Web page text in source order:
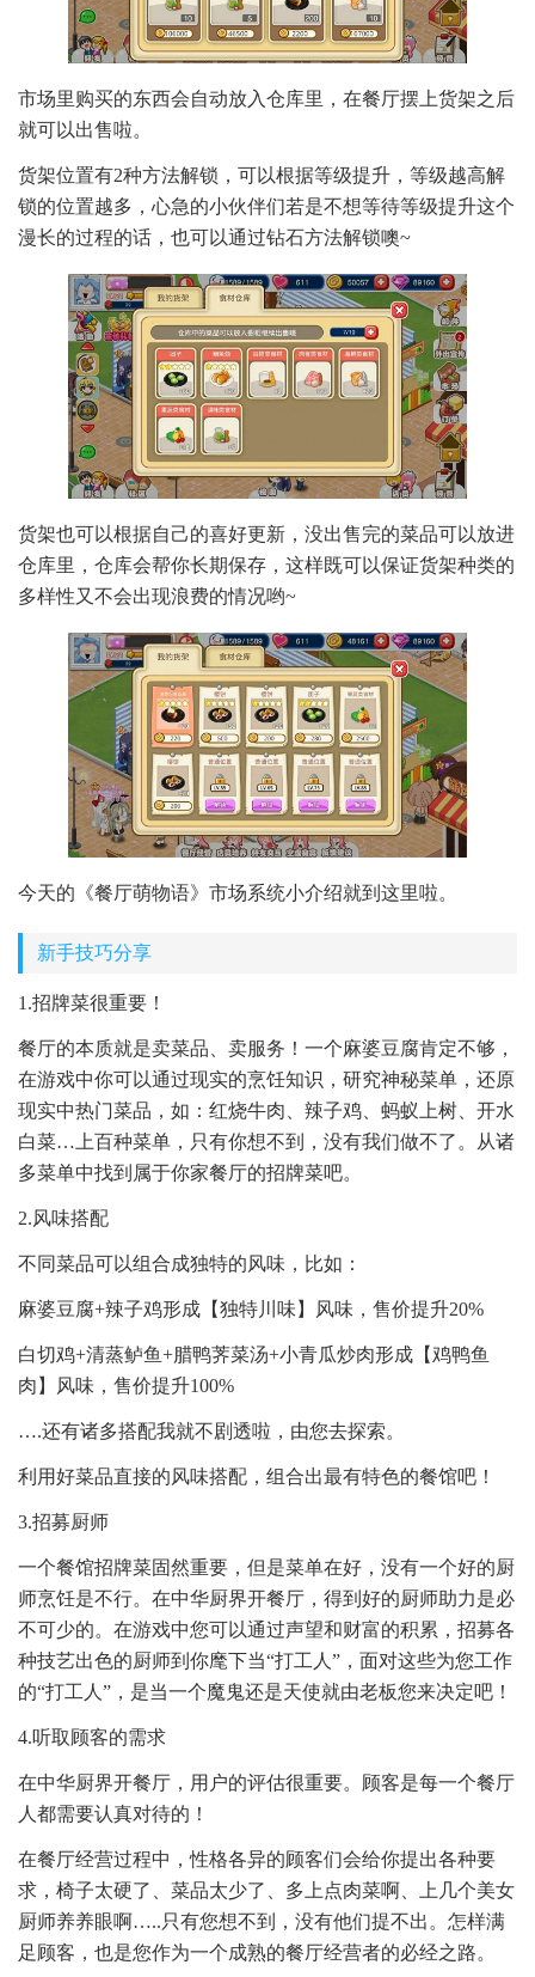
市场里购买的东西会自动放入仓库里，在餐厅摆上货架之后
就可以出售啦。
货架位置有2种方法解锁，可以根据等级提升，等级越高解
锁的位置越多，心急的小伙伴们若是不想等待等级提升这个
漫长的过程的话，也可以通过钻石方法解锁噢~
货架也可以根据自己的喜好更新，没出售完的菜品可以放进
仓库里，仓库会帮你长期保存，这样既可以保证货架种类的
多样性又不会出现浪费的情况哟~
今天的《餐厅萌物语》市场系统小介绍就到这里啦。
新手技巧分享
1.招牌菜很重要！
餐厅的本质就是卖菜品、卖服务！一个麻婆豆腐肯定不够，
在游戏中你可以通过现实的烹饪知识，研究神秘菜单，还原
现实中热门菜品，如：红烧牛肉、辣子鸡、蚂蚁上树、开水
白菜…上百种菜单，只有你想不到，没有我们做不了。从诸
多菜单中找到属于你家餐厅的招牌菜吧。
2.风味搭配
不同菜品可以组合成独特的风味，比如：
麻婆豆腐+辣子鸡形成【独特川味】风味，售价提升20%
白切鸡+清蒸鲈鱼+腊鸭荠菜汤+小青瓜炒肉形成【鸡鸭鱼
肉】风味，售价提升100%
….还有诸多搭配我就不剧透啦，由您去探索。
利用好菜品直接的风味搭配，组合出最有特色的餐馆吧！
3.招募厨师
一个餐馆招牌菜固然重要，但是菜单在好，没有一个好的厨
师烹饪是不行。在中华厨界开餐厅，得到好的厨师助力是必
不可少的。在游戏中您可以通过声望和财富的积累，招募各
种技艺出色的厨师到你麾下当“打工人”，面对这些为您工作
的“打工人”，是当一个魔鬼还是天使就由老板您来决定吧！
4.听取顾客的需求
在中华厨界开餐厅，用户的评估很重要。顾客是每一个餐厅
人都需要认真对待的！
在餐厅经营过程中，性格各异的顾客们会给你提出各种要
求，椅子太硬了、菜品太少了、多上点肉菜啊、上几个美女
厨师养养眼啊…..只有您想不到，没有他们提不出。怎样满
足顾客，也是您作为一个成熟的餐厅经营者的必经之路。